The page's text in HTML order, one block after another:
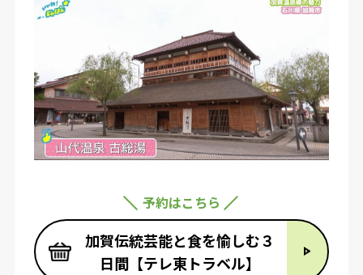
予約はこちら
加賀伝統芸能と食を愉しむ３
日間【テレ東トラベル】